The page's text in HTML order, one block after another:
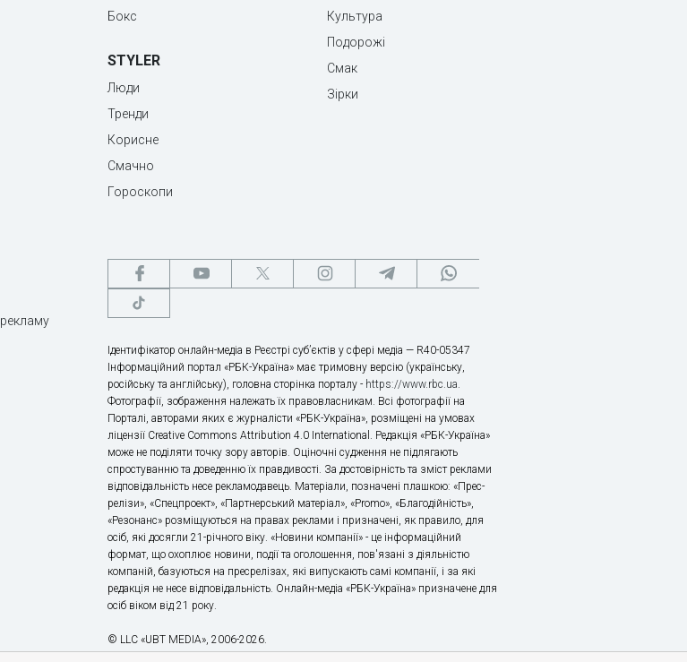
Бокс
STYLER
Люди
Тренди
Корисне
Смачно
Гороскопи
Культура
Подорожі
Смак
Зірки
Ідентифікатор онлайн-медіа в Реєстрі суб’єктів у сфері медіа — R40-05347
Інформаційний портал «РБК-Україна» має тримовну версію (українську,
російську та англійську), головна сторінка порталу - https://www.rbc.ua.
Фотографії, зображення належать їх правовласникам. Всі фотографії на
Порталі, авторами яких є журналісти «РБК-Україна», розміщені на умовах
ліцензії Creative Commons Attribution 4.0 International. Редакція «РБК-Україна»
може не поділяти точку зору авторів. Оціночні судження не підлягають
спростуванню та доведенню їх правдивості. За достовірність та зміст реклами
відповідальність несе рекламодавець. Матеріали, позначені плашкою: «Прес-
релізи», «Спецпроект», «Партнерський матеріал», «Promo», «Благодійність»,
«Резонанс» розміщуються на правах реклами і призначені, як правило, для
осіб, які досягли 21-річного віку. «Новини компанії» - це інформаційний
формат, що охоплює новини, події та оголошення, пов'язані з діяльністю
компаній, базуються на пресрелізах, які випускають самі компанії, і за які
редакція не несе відповідальність. Онлайн-медіа «РБК-Україна» призначене для
осіб віком від 21 року.
© LLC «UBT MEDIA», 2006-2026.